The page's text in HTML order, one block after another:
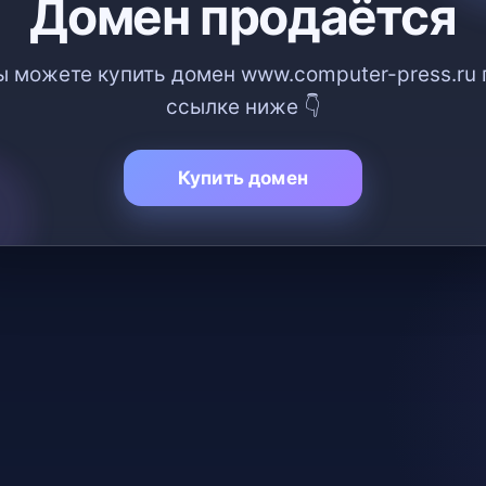
Домен продаётся
можете купить домен www.computer-press.ru
ссылке ниже 👇
Купить домен